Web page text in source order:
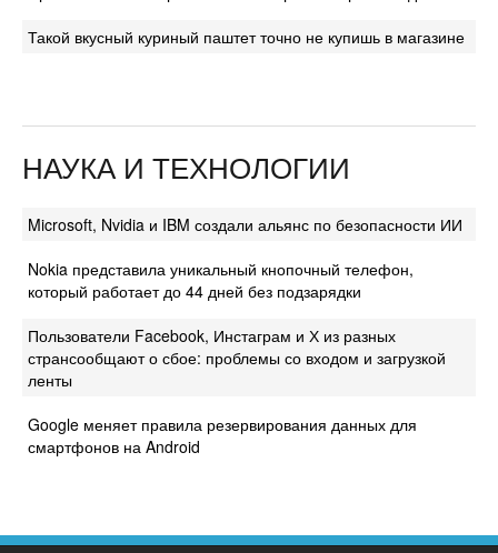
Такой вкусный куриный паштет точно не купишь в магазине
НАУКА И ТЕХНОЛОГИИ
Microsoft, Nvidia и IBM создали альянс по безопасности ИИ
Nokia представила уникальный кнопочный телефон,
который работает до 44 дней без подзарядки
Пользователи Facebook, Инстаграм и Х из разных
странсообщают о сбое: проблемы со входом и загрузкой
ленты
Google меняет правила резервирования данных для
смартфонов на Android